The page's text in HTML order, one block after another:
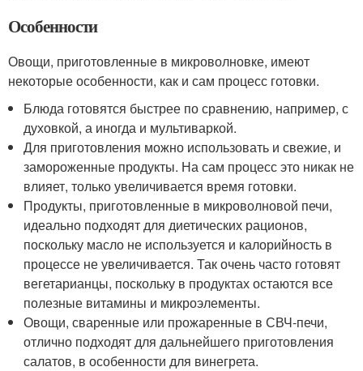
Особенности
Овощи, приготовленные в микроволновке, имеют
некоторые особенности, как и сам процесс готовки.
Блюда готовятся быстрее по сравнению, например, с
духовкой, а иногда и мультиваркой.
Для приготовления можно использовать и свежие, и
замороженные продукты. На сам процесс это никак не
влияет, только увеличивается время готовки.
Продукты, приготовленные в микроволновой печи,
идеально подходят для диетических рационов,
поскольку масло не используется и калорийность в
процессе не увеличивается. Так очень часто готовят
вегетарианцы, поскольку в продуктах остаются все
полезные витамины и микроэлементы.
Овощи, сваренные или прожаренные в СВЧ-печи,
отлично подходят для дальнейшего приготовления
салатов, в особенности для винегрета.